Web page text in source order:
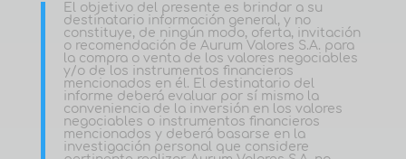
El objetivo del presente es brindar a su
destinatario información general, y no
constituye, de ningún modo, oferta, invitación
o recomendación de Aurum Valores S.A. para
la compra o venta de los valores negociables
y/o de los instrumentos financieros
mencionados en él. El destinatario del
informe deberá evaluar por sí mismo la
conveniencia de la inversión en los valores
negociables o instrumentos financieros
mencionados y deberá basarse en la
investigación personal que considere